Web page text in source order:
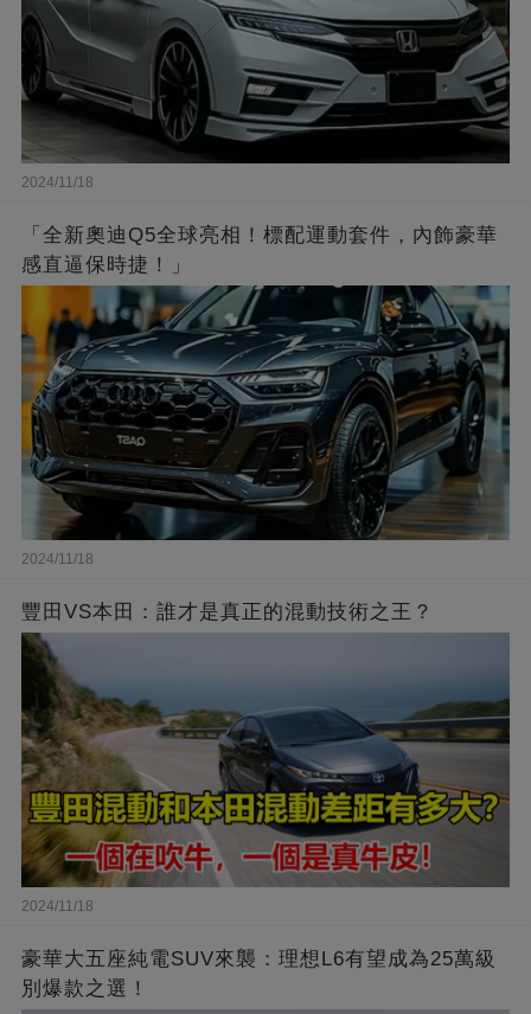
2024/11/18
「全新奧迪Q5全球亮相！標配運動套件，內飾豪華
感直逼保時捷！」
2024/11/18
豐田VS本田：誰才是真正的混動技術之王？
2024/11/18
豪華大五座純電SUV來襲：理想L6有望成為25萬級
別爆款之選！